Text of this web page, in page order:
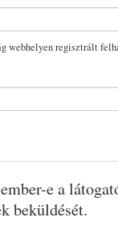
webhelyen regisztrált
e a
beküldését.